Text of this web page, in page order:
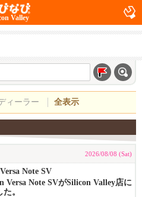
Valley
ィーラー 全表示
2026/08/08 (Sat)
Note SV
Versa Note SVがSilicon Valley店に
。